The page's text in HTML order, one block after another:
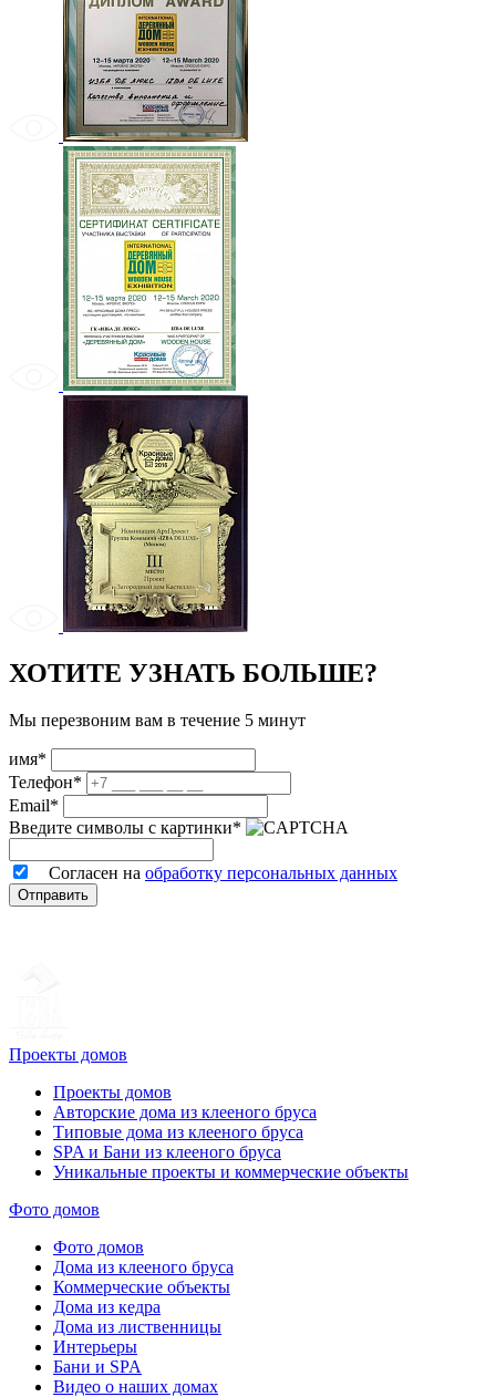
ХОТИТЕ УЗНАТЬ БОЛЬШЕ?
Мы перезвоним вам в течение 5 минут
имя*
Телефон*
Email*
Введите символы с картинки*
Согласен на обработку персональных данных
Отправить
Проекты домов
Проекты домов
Авторские дома из клееного бруса
Типовые дома из клееного бруса
SPA и Бани из клееного бруса
Уникальные проекты и коммерческие объекты
Фото домов
Фото домов
Дома из клееного бруса
Коммерческие объекты
Дома из кедра
Дома из лиственницы
Интерьеры
Бани и SPA
Видео о наших домах